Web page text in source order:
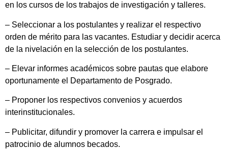
en los cursos de los trabajos de investigación y talleres.
– Seleccionar a los postulantes y realizar el respectivo
orden de mérito para las vacantes. Estudiar y decidir acerca
de la nivelación en la selección de los postulantes.
– Elevar informes académicos sobre pautas que elabore
oportunamente el Departamento de Posgrado.
– Proponer los respectivos convenios y acuerdos
interinstitucionales.
– Publicitar, difundir y promover la carrera e impulsar el
patrocinio de alumnos becados.